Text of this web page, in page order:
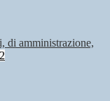
di amministrazione,
2